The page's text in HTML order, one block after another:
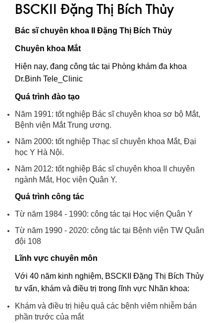
TRANG CHỦ Hồ sơ năng lực phòng khám
TIN TỨC
Thông tin y tế
Tin Ưu đãi
Báo chí nói về chúng tôi
Tin tức BHYT
Các chuyên khoa tại Phòng khám
Sản - Phụ Khoa
Mắt
Răng Hàm Mặt
BSCKII Đặng Thị Bích Thủy
Bác sĩ chuyên khoa II Đặng Thị Bích Thủy
Chuyên khoa Mắt
Hiện nay, đang công tác tại Phòng khám đa khoa
Dr.Binh Tele_Clinic
Quá trình đào tạo
Năm 1991: tốt nghiệp Bác sĩ chuyên khoa sơ bộ Mắt,
Bệnh viện Mắt Trung ương.
Năm 2000: tốt nghiệp Thạc sĩ chuyên khoa Mắt, Đại
học Y Hà Nội.
Năm 2012: tốt nghiệp Bác sĩ chuyên khoa II chuyên
ngành Mắt, Học viện Quân Y.
Quá trình công tác
Từ năm 1984 - 1990: công tác tại Học viện Quân Y
Từ năm 1990 - 2020: công tác tại Bệnh viện TW Quân
đội 108
Lĩnh vực chuyên môn
Với 40 năm kinh nghiệm, BSCKII Đặng Thị Bích Thủy
tư vấn, khám và điều trị trong lĩnh vực Nhãn khoa:
Khám và điều trị hiệu quả các bệnh viêm nhiễm bán
phần trước của mắt